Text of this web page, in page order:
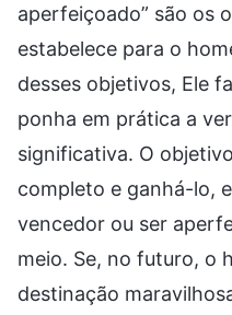
aperfeiçoado” são os
estabelece para o
desses objetivos, Ele
ponha em prática a
significativa. O
completo e ganhá-lo,
vencedor ou ser
meio. Se, no futuro, o
destinação